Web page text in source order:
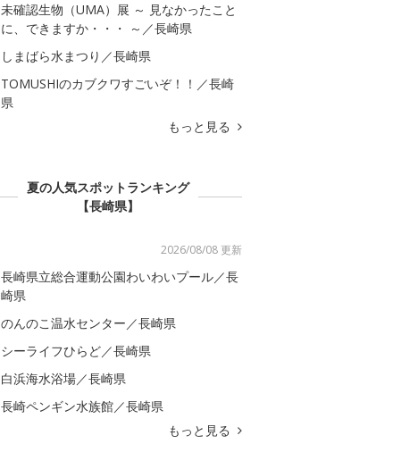
未確認生物（UMA）展 ～ 見なかったこと
に、できますか・・・ ～／長崎県
しまばら水まつり／長崎県
TOMUSHIのカブクワすごいぞ！！／長崎
県
もっと見る
夏の人気スポットランキング
【長崎県】
2026/08/08 更新
長崎県立総合運動公園わいわいプール／長
崎県
のんのこ温水センター／長崎県
シーライフひらど／長崎県
白浜海水浴場／長崎県
長崎ペンギン水族館／長崎県
もっと見る